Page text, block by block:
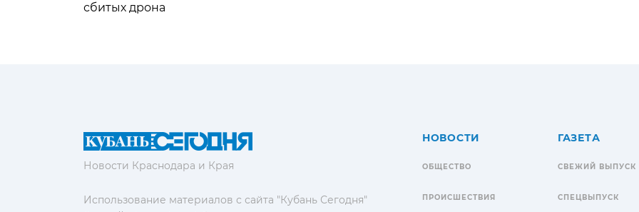
сбитых дрона
Новости Краснодара и Края
Использование материалов с сайта "Кубань Сегодня"
НОВОСТИ
ОБЩЕСТВО
ПРОИСШЕСТВИЯ
ГАЗЕТА
СВЕЖИЙ ВЫПУСК
СПЕЦВЫПУСК